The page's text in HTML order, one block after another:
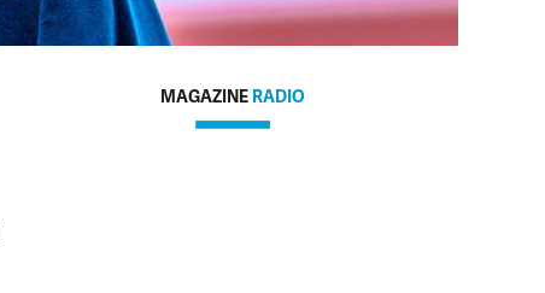
MAGAZINE RADIO